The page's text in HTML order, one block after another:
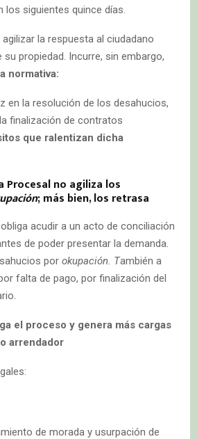
los siguientes quince días.
la respuesta al ciudadano
propiedad. Incurre, sin embargo,
normativa:
en la resolución de los desahucios,
finalización de contratos
que ralentizan dicha
Procesal no agiliza los
; más bien, los retrasa
acudir a un acto de conciliación
de poder presentar la demanda.
por okupación. También a
falta de pago, por finalización del
el proceso y genera más cargas
arrendador
de morada y usurpación de